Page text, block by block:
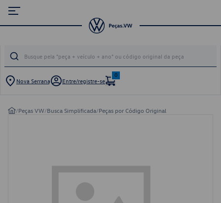
Nova Serrana Entre/registre-se
0
/Peças VW/Busca Simplificada/Peças por Código Original